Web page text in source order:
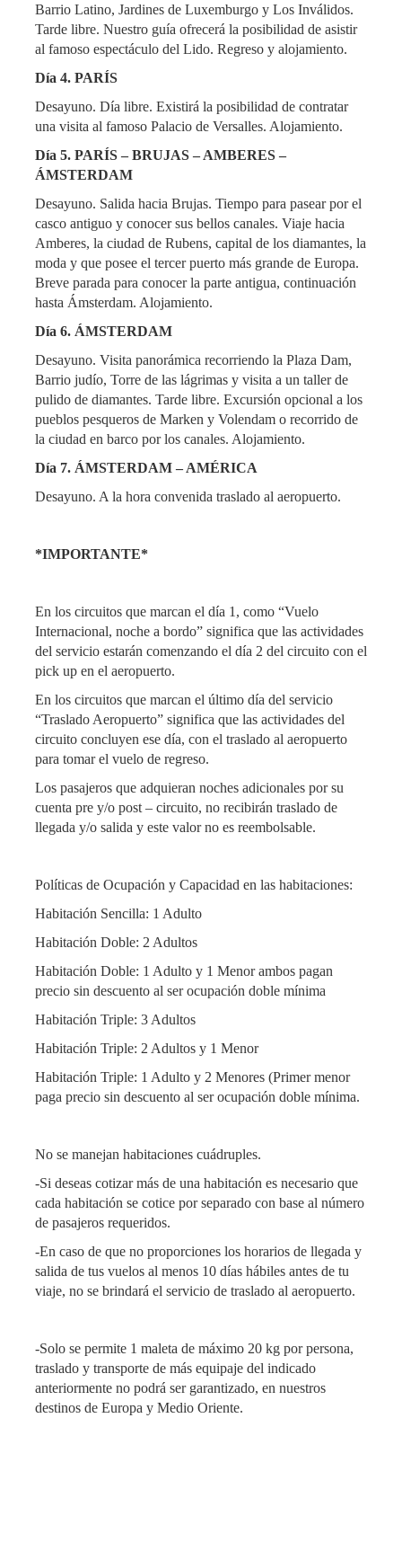
Barrio Latino, Jardines de Luxemburgo y Los Inválidos.
Tarde libre. Nuestro guía ofrecerá la posibilidad de asistir
al famoso espectáculo del Lido. Regreso y alojamiento.
Día 4. PARÍS
Desayuno. Día libre. Existirá la posibilidad de contratar
una visita al famoso Palacio de Versalles. Alojamiento.
Día 5. PARÍS – BRUJAS – AMBERES –
ÁMSTERDAM
Desayuno. Salida hacia Brujas. Tiempo para pasear por el
casco antiguo y conocer sus bellos canales. Viaje hacia
Amberes, la ciudad de Rubens, capital de los diamantes, la
moda y que posee el tercer puerto más grande de Europa.
Breve parada para conocer la parte antigua, continuación
hasta Ámsterdam. Alojamiento.
Día 6. ÁMSTERDAM
Desayuno. Visita panorámica recorriendo la Plaza Dam,
Barrio judío, Torre de las lágrimas y visita a un taller de
pulido de diamantes. Tarde libre. Excursión opcional a los
pueblos pesqueros de Marken y Volendam o recorrido de
la ciudad en barco por los canales. Alojamiento.
Día 7. ÁMSTERDAM – AMÉRICA
Desayuno. A la hora convenida traslado al aeropuerto.
*IMPORTANTE*
En los circuitos que marcan el día 1, como “Vuelo
Internacional, noche a bordo” significa que las actividades
del servicio estarán comenzando el día 2 del circuito con el
pick up en el aeropuerto.
En los circuitos que marcan el último día del servicio
“Traslado Aeropuerto” significa que las actividades del
circuito concluyen ese día, con el traslado al aeropuerto
para tomar el vuelo de regreso.
Los pasajeros que adquieran noches adicionales por su
cuenta pre y/o post – circuito, no recibirán traslado de
llegada y/o salida y este valor no es reembolsable.
Políticas de Ocupación y Capacidad en las habitaciones:
Habitación Sencilla: 1 Adulto
Habitación Doble: 2 Adultos
Habitación Doble: 1 Adulto y 1 Menor ambos pagan
precio sin descuento al ser ocupación doble mínima
Habitación Triple: 3 Adultos
Habitación Triple: 2 Adultos y 1 Menor
Habitación Triple: 1 Adulto y 2 Menores (Primer menor
paga precio sin descuento al ser ocupación doble mínima.
No se manejan habitaciones cuádruples.
-Si deseas cotizar más de una habitación es necesario que
cada habitación se cotice por separado con base al número
de pasajeros requeridos.
-En caso de que no proporciones los horarios de llegada y
salida de tus vuelos al menos 10 días hábiles antes de tu
viaje, no se brindará el servicio de traslado al aeropuerto.
-Solo se permite 1 maleta de máximo 20 kg por persona,
traslado y transporte de más equipaje del indicado
anteriormente no podrá ser garantizado, en nuestros
destinos de Europa y Medio Oriente.